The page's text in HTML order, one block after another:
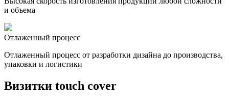
и объема
Отлаженный процесс
Отлаженный процесс от разработки дизайна до производства,
упаковки и логистики
Визитки touch cover